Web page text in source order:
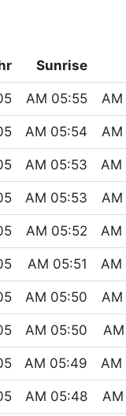
Sunrise
05:55 AM
05:54 AM
05:53 AM
05:53 AM
05:52 AM
05:51 AM
05:50 AM
05:50 AM
05:49 AM
05:48 AM